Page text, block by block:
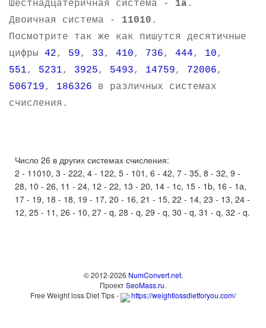
Шестнадцатеричная система - 1a .
Двоичная система - 11010 .
Посмотрите так же как пишутся десятичные
цифры 42, 59, 33, 410, 736, 444, 10,
551, 5231, 3925, 5493, 14759, 72006,
506719, 186326 в различных системах
счисления.
Число 26 в других системах счисления:
2 - 11010, 3 - 222, 4 - 122, 5 - 101, 6 - 42, 7 - 35, 8 - 32, 9 -
28, 10 - 26, 11 - 24, 12 - 22, 13 - 20, 14 - 1c, 15 - 1b, 16 - 1a,
17 - 19, 18 - 18, 19 - 17, 20 - 16, 21 - 15, 22 - 14, 23 - 13, 24 -
12, 25 - 11, 26 - 10, 27 - q, 28 - q, 29 - q, 30 - q, 31 - q, 32 - q.
© 2012-2026 NumConvert.net.
ПроектSeoMass.ru.
Free Weight loss Diet Tips -
https://weightlossdietforyou.com/